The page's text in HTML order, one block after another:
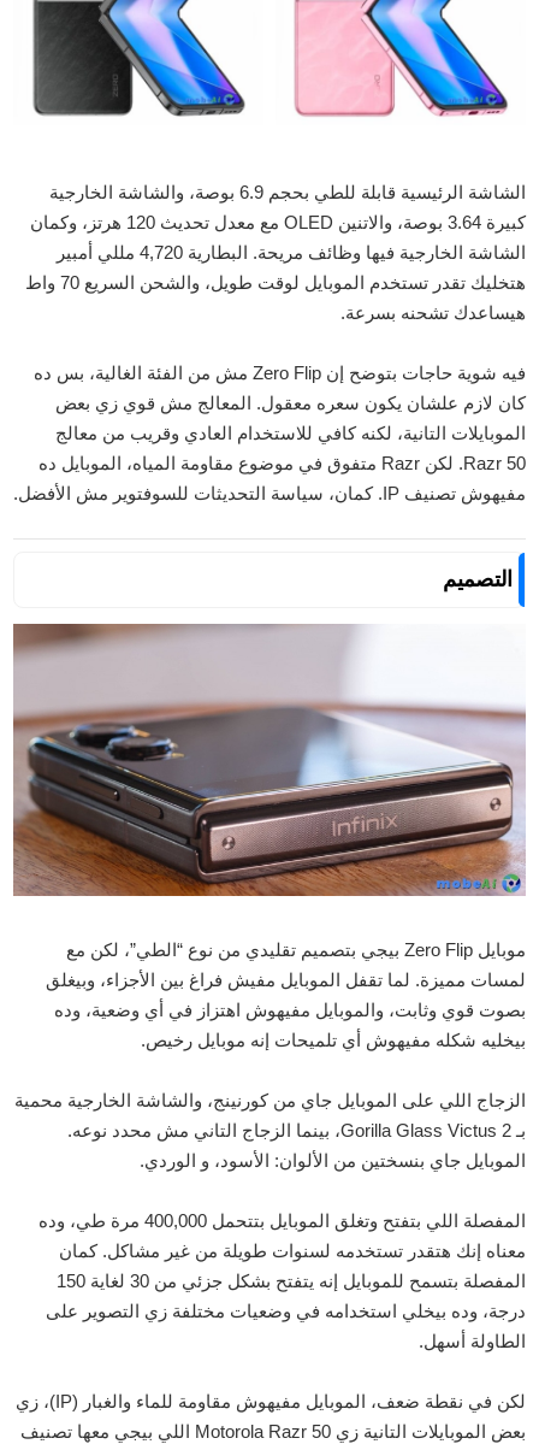
الشاشة الرئيسية قابلة للطي بحجم 6.9 بوصة، والشاشة الخارجية
كبيرة 3.64 بوصة، والاتنين OLED مع معدل تحديث 120 هرتز، وكمان
الشاشة الخارجية فيها وظائف مريحة. البطارية 4,720 مللي أمبير
هتخليك تقدر تستخدم الموبايل لوقت طويل، والشحن السريع 70 واط
هيساعدك تشحنه بسرعة.
فيه شوية حاجات بتوضح إن Zero Flip مش من الفئة الغالية، بس ده
كان لازم علشان يكون سعره معقول. المعالج مش قوي زي بعض
الموبايلات التانية، لكنه كافي للاستخدام العادي وقريب من معالج
Razr 50. لكن Razr متفوق في موضوع مقاومة المياه، الموبايل ده
مفيهوش تصنيف IP. كمان، سياسة التحديثات للسوفتوير مش الأفضل.
التصميم
موبايل Zero Flip بيجي بتصميم تقليدي من نوع “الطي”، لكن مع
لمسات مميزة. لما تقفل الموبايل مفيش فراغ بين الأجزاء، وبيغلق
بصوت قوي وثابت، والموبايل مفيهوش اهتزاز في أي وضعية، وده
بيخليه شكله مفيهوش أي تلميحات إنه موبايل رخيص.
الزجاج اللي على الموبايل جاي من كورنينج، والشاشة الخارجية محمية
بـ Gorilla Glass Victus 2، بينما الزجاج التاني مش محدد نوعه.
الموبايل جاي بنسختين من الألوان: الأسود، و الوردي.
المفصلة اللي بتفتح وتغلق الموبايل بتتحمل 400,000 مرة طي، وده
معناه إنك هتقدر تستخدمه لسنوات طويلة من غير مشاكل. كمان
المفصلة بتسمح للموبايل إنه يتفتح بشكل جزئي من 30 لغاية 150
درجة، وده بيخلي استخدامه في وضعيات مختلفة زي التصوير على
الطاولة أسهل.
لكن في نقطة ضعف، الموبايل مفيهوش مقاومة للماء والغبار (IP)، زي
بعض الموبايلات التانية زي Motorola Razr 50 اللي بيجي معها تصنيف